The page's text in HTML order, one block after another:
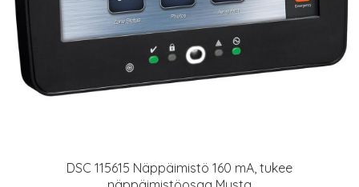
DSC 115615 Näppäimistö 160 mA, tukee